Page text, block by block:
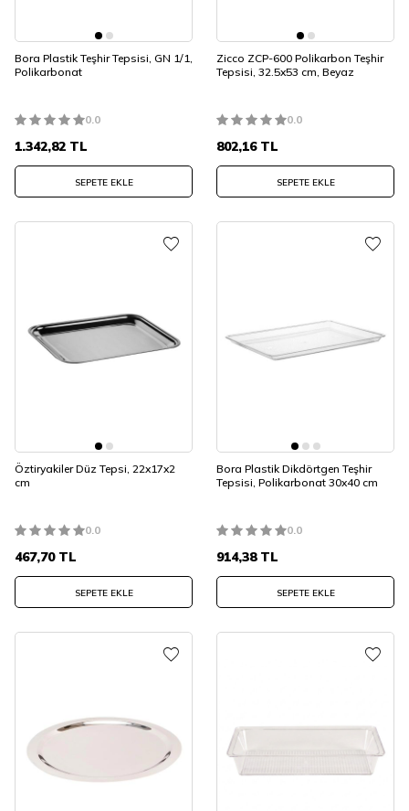
Bora Plastik Teşhir Tepsisi, GN 1/1,
Polikarbonat
0.0
1.342,82 TL
SEPETE EKLE
Zicco ZCP-600 Polikarbon Teşhir
Tepsisi, 32.5x53 cm, Beyaz
0.0
802,16TL
SEPETE EKLE
Öztiryakiler Düz Tepsi, 22x17x2
cm
0.0
467,70TL
SEPETE EKLE
Bora Plastik Dikdörtgen Teşhir
Tepsisi, Polikarbonat 30x40 cm
0.0
914,38TL
SEPETE EKLE